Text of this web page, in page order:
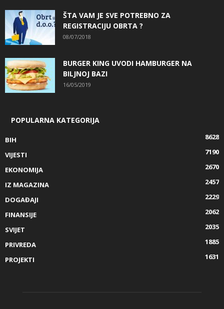
ŠTA VAM JE SVE POTREBNO ZA
REGISTRACIJU OBRTA ?
08/07/2018
BURGER KING UVODI HAMBURGER NA
BILJNOJ BAZI
16/05/2019
POPULARNA KATEGORIJA
BIH
8628
VIJESTI
7190
EKONOMIJA
2670
IZ MAGAZINA
2457
DOGAĐAJI
2229
FINANSIJE
2062
SVIJET
2035
PRIVREDA
1885
PROJEKTI
1631